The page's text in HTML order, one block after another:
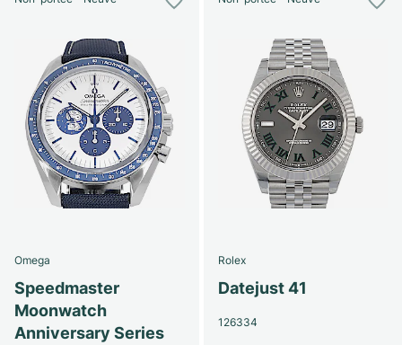
Omega
Speedmaster
Moonwatch
Anniversary Series
Rolex
Datejust 41
126334